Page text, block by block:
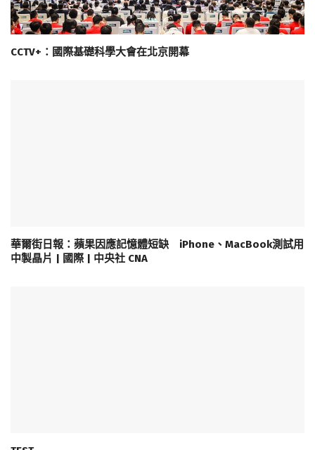
CCTV+：國際基礎科學大會在北京開幕
華爾街日報：蘋果因應記憶體短缺 iPhone、MacBook測試用
中製晶片 | 國際 | 中央社 CNA